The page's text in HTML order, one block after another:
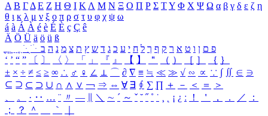
Α Β ΓΔ Ε Ζ Η Θ Ι ΚΛ Μ Ν Ξ Ο Π Ρ Σ ΤΥ Φ Χ Ψ Ω α β γ δ ε ζ η
θ ι κ λ μ ν ξ ο π ρ σ τ υ φ χ ψ ω
á à Á À é è É È ç Ç ê
Ä Ö Ü ä ö ü ß
ִֶֹ ֻּ ׁׂ פ ם ן ו ט א ר ק ף ך ל ח י ע כ ג ד ש ץ ת צ מ נ ה ב
‘ ’ “ ” 〔 〕 〈 〉 「 」 『 』 【 】 ＂ （ ） ［ ］ ｛ ｝
± × ÷ ≠ ≤ ≥ ∞ ∴ ♂ ♀ ∠ ⊥ ⌒ ∂ ∇ ≡ ≒ ≪ ≫ √ ∽ ∝ ∵ ∫ ∬ ∈ ∋
⊆ ⊇ ⊂ ⊃ ∪ ∩ ∧ ∨ ￢ ⇒ ⇔ ∀ ∃ ∮ ∑ ∏ ＋ － ＜ ＝
＞
、
。 · ‥ … ¨ 〃 ― ＼ ∼ ´ ～ ˇ ˘ ˝ ˚ ˙ ¸ ¡ ¿ ː ！ ＇ ， ． ／
：
；
？ ＾ ｀